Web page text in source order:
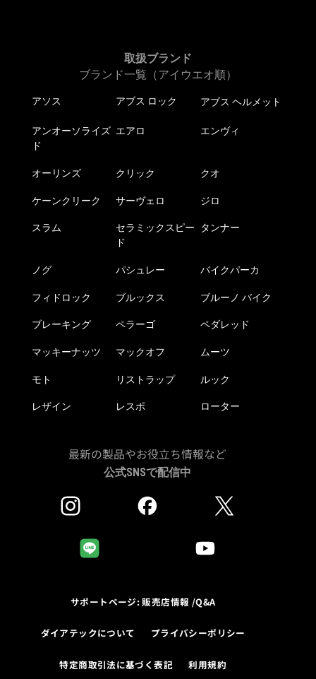
取扱ブランド
ブランド一覧（アイウエオ順）
アソス アブス ロック アブス ヘルメット
アンオーソライズ
ド
エアロ エンヴィ
オーリンズ クリック クオ
ケーンクリーク サーヴェロ ジロ
スラム
セラミックスピー
ド
タンナー
ノグ パシュレー バイクパーカ
フィドロック ブルックス ブルーノ バイク
ブレーキング ペラーゴ ペダレッド
マッキーナッツ マックオフ ムーツ
モト リストラップ ルック
レザイン レスポ ローター
最新の製品やお役立ち情報など
公式SNSで配信中
サポートページ: 販売店情報 /Q&A
ダイアテックについて プライバシーポリシー
特定商取引法に基づく表記 利用規約